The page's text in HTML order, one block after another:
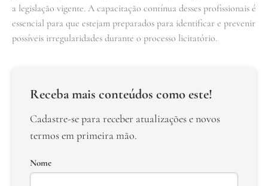
a legislação vigente. A capacitação contínua desses profissionais é
essencial para que estejam preparados para identificar e prevenir
possíveis irregularidades durante o processo licitatório.
Receba mais conteúdos como este!
Cadastre-se para receber atualizações e novos
termos em primeira mão.
Nome